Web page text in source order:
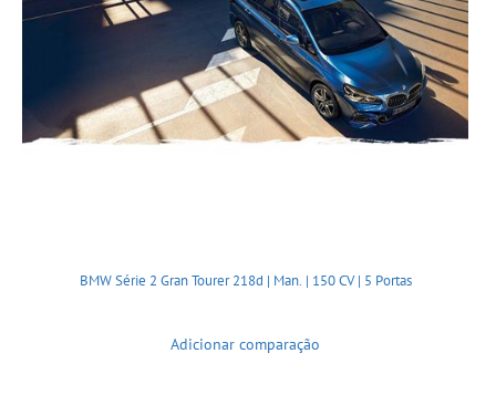
BMW Série 2 Gran Tourer 218d | Man. | 150 CV | 5 Portas
Adicionar comparação